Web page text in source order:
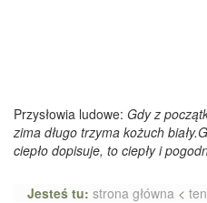
Przysłowia ludowe: Gdy z
zima długo trzyma kożuch
ciepło dopisuje, to ciepły i
Jesteś tu: strona główna <